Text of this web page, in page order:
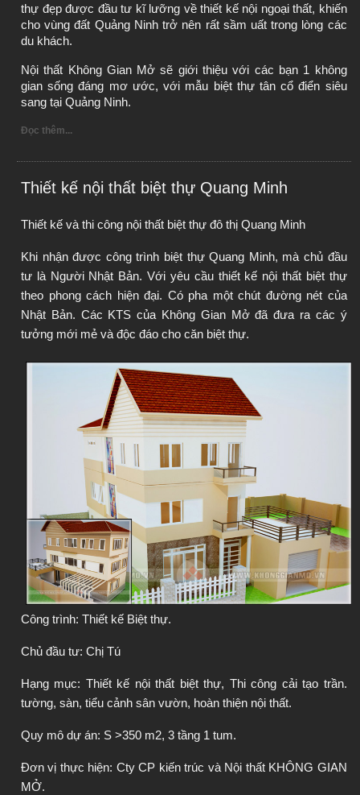
thự đẹp được đầu tư kĩ lưỡng về thiết kế nội ngoại thất, khiến
cho vùng đất Quảng Ninh trở nên rất sầm uất trong lòng các
du khách.
Nội thất Không Gian Mở sẽ giới thiệu với các bạn 1 không
gian sống đáng mơ ước, với mẫu biệt thự tân cổ điển siêu
sang tại Quảng Ninh.
Đọc thêm...
Thiết kế nội thất biệt thự Quang Minh
Thiết kế và thi công nội thất biệt thự đô thị Quang Minh
Khi nhận được công trình biệt thự Quang Minh, mà chủ đầu
tư là Người Nhật Bản. Với yêu cầu thiết kế nội thất biệt thự
theo phong cách hiện đại. Có pha một chút đường nét của
Nhật Bản. Các KTS của Không Gian Mở đã đưa ra các ý
tưởng mới mẻ và độc đáo cho căn biệt thự.
Công trình: Thiết kế Biệt thự.
Chủ đầu tư: Chị Tú
Hạng mục: Thiết kế nội thất biệt thự, Thi công cải tạo trần.
tường, sàn, tiểu cảnh sân vườn, hoàn thiện nội thất.
Quy mô dự án: S >350 m2, 3 tầng 1 tum.
Đơn vị thực hiện: Cty CP kiến trúc và Nội thất KHÔNG GIAN
MỞ.